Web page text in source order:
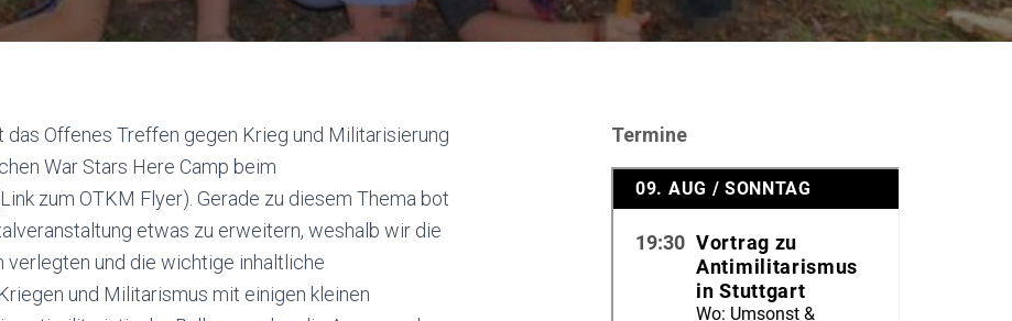
Offenes Treffen gegen Krieg und Militarisierung
War Stars Here Camp beim
zum OTKM Flyer). Gerade zu diesem Thema bot
etwas zu erweitern, weshalb wir die
verlegten und die wichtige inhaltliche
und Militarismus mit einigen kleinen
Termine